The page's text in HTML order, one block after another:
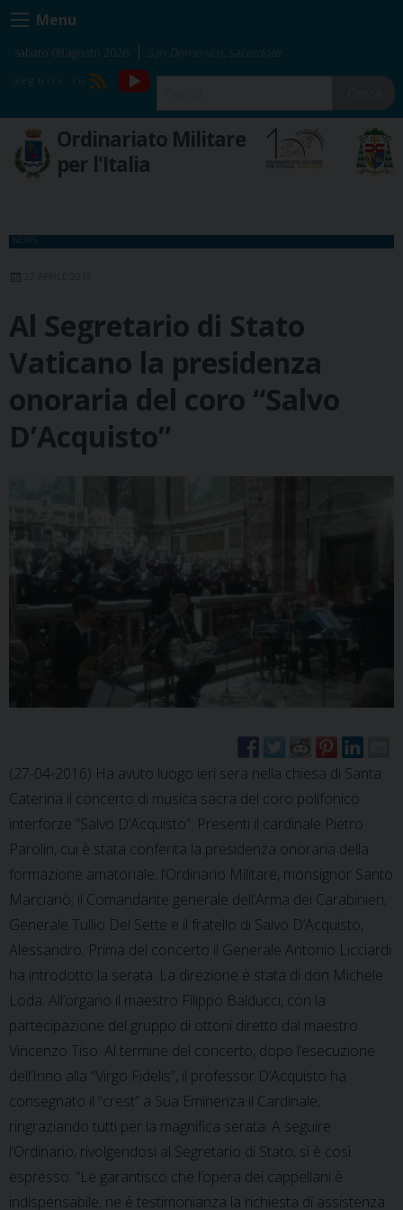
Skip
to
content
Menu
sabato 08 agosto 2026 San Domenico, sacerdote
RSS
YouTube
Ordinariato Militare
per l'Italia
NEWS
27 APRILE 2016
Al Segretario di Stato
Vaticano la presidenza
onoraria del coro “Salvo
D’Acquisto”
(27-04-2016) Ha avuto luogo ieri sera nella chiesa di Santa
Caterina il concerto di musica sacra del coro polifonico
interforze “Salvo D’Acquisto”. Presenti il cardinale Pietro
Parolin, cui è stata conferita la presidenza onoraria della
formazione amatoriale; l’Ordinario Militare, monsignor Santo
Marcianò; il Comandante generale dell’Arma dei Carabinieri,
Generale Tullio Del Sette e il fratello di Salvo D’Acquisto,
Alessandro. Prima del concerto il Generale Antonio Licciardi
ha introdotto la serata. La direzione è stata di don Michele
Loda. All’organo il maestro Filippo Balducci, con la
partecipazione del gruppo di ottoni diretto dal maestro
Vincenzo Tiso. Al termine del concerto, dopo l’esecuzione
dell’Inno alla “Virgo Fidelis”, il professor D’Acquisto ha
consegnato il “crest” a Sua Eminenza il Cardinale,
ringraziando tutti per la magnifica serata. A seguire
l’Ordinario, rivolgendosi al Segretario di Stato, si è così
espresso: “Le garantisco che l’opera dei cappellani è
indispensabile, ne è testimonianza la richiesta di assistenza